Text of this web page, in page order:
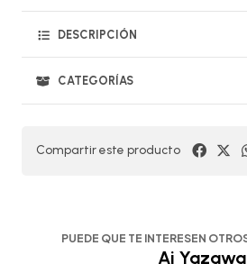
DESCRIPCIÓN
CATEGORÍAS
Compartir este producto
PUEDE QUE TE INTERESEN
Ai Yazawa